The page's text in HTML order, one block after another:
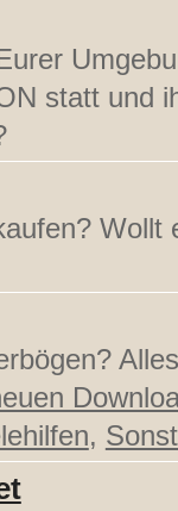
statt und
Wollt
,